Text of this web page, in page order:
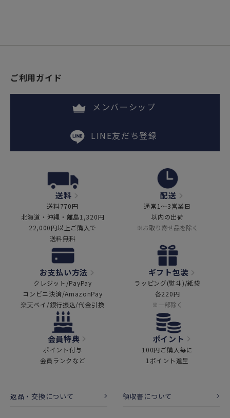
ご利用ガイド
メンバーシップ
LINE友だち登録
送料
送料770円
北海道・沖縄・離島1,320円
22,000円以上ご購入で
送料無料
配送
通常1～3営業日
以内の出荷
※お取り寄せ品を除く
お支払い方法
クレジット/PayPay
コンビニ決済/AmazonPay
楽天ペイ/銀行振込/代金引換
ギフト包装
ラッピング(熨斗)/紙袋
各220円
※一部除く
会員特典
ポイント付与
会員ランクなど
ポイント
100円ご購入毎に
1ポイント進呈
返品・交換について 領収書について